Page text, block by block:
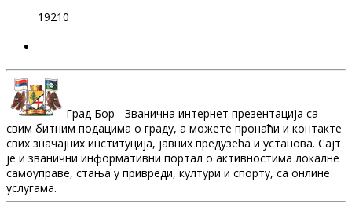
19210
Град Бор - Званична интернет презентација са
свим битним подацима о граду, а можете пронаћи и контакте
свих значајних институција, јавних предузећа и установа. Сајт
је и званични информативни портал о активностима локалне
самоуправе, стања у привреди, култури и спорту, са онлине
услугама.